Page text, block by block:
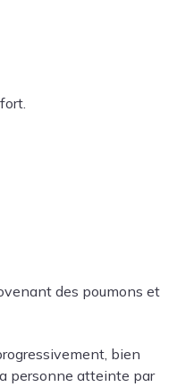
des poumons et
bien
personne atteinte par